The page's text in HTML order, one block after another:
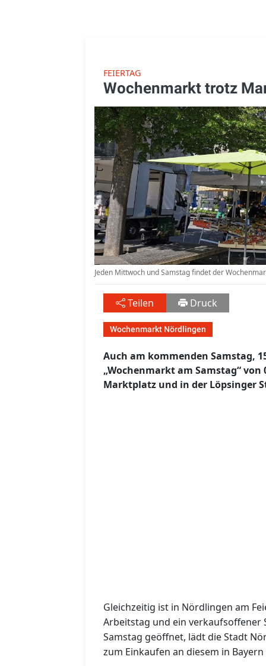
FEIERTAG
Wochenmarkt trotz
Jeden Mittwoch und Samstag findet der
Teilen Druck
Wochenmarkt Nördlingen
Auch am kommenden Samstag,
„Wochenmarkt am Samstag“
Marktplatz und in der Löpsinger
Gleichzeitig ist in Nördlingen am
Arbeitstag und ein verkaufsoffener
Samstag geöffnet, lädt die Stadt
zum Einkaufen an diesem in